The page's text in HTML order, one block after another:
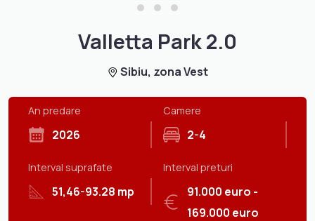
Valletta Park 2.0
Sibiu, zona Vest
An predare
2026
Camere
2-4
Interval suprafate
51,46-93.28 mp
Interval preturi
91.000 euro -
169.000 euro